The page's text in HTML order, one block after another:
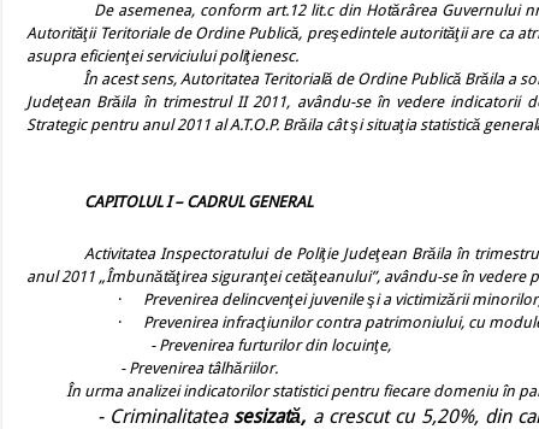
De asemenea, conform art.12 lit.c din Hotărârea Guvernului
Autorităţii Teritoriale de Ordine Publică, preşedintele autorităţii are ca
asupra eficienţei serviciului poliţienesc.
În acest sens,Autoritatea Teritorială de Ordine Publică Brăila a
Judeţean Brăila în trimestrul II 2011, avându-se în vedere
Strategic pentru anul 2011 al A.T.O.P. Brăila cât şi situaţia statistică
CAPITOLUL I – CADRUL GENERAL
Activitatea Inspectoratului de Poliţie Judeţean Brăila în
anul 2011 „Îmbunătăţirea siguranţei cetăţeanului”, avându-se în vedere
·
Prevenirea delincvenţei juvenile şi a victimizării
·
Prevenirea infracţiunilor contra patrimoniului, cu
- Prevenirea furturilor din locuinţe,
- Prevenirea tâlhăriilor.
În urma analizei indicatorilor statistici pentru fiecare domeniu în
- Criminalitateasesizată, a crescut cu 5,20%, din